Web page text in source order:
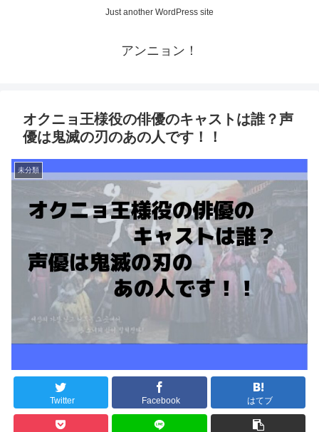
Just another WordPress site
アンニョン！
オクニョ王様役の俳優のキャストは誰？声
優は鬼滅の刃のあの人です！！
未分類
Twitter Facebook はてブ